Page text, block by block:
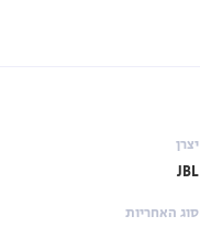
יצרן
JBL
סוג האחריות